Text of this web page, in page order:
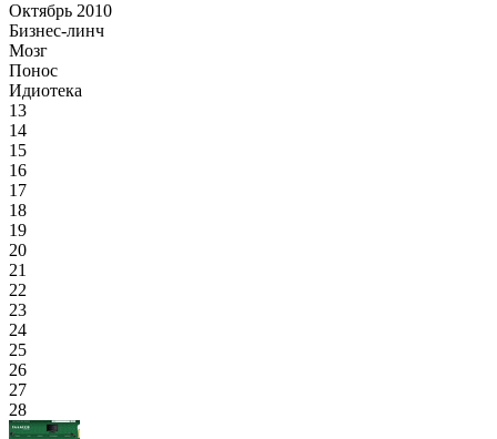
Октябрь 2010
Бизнес-линч
Мозг
Понос
Идиотека
13
14
15
16
17
18
19
20
21
22
23
24
25
26
27
28